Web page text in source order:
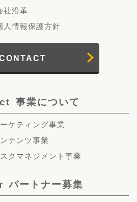
社沿革
人情報保護方針
事業について
ケティング事業
テンツ事業
クマネジメント事業
パートナー募集